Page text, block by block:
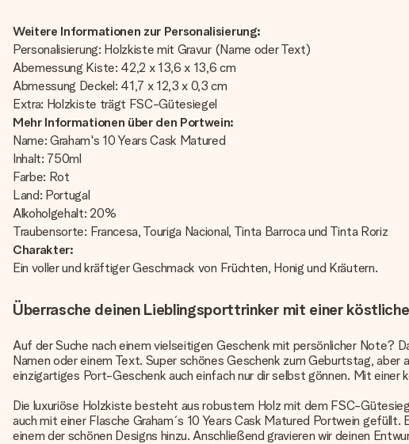
Weitere Informationen zur Personalisierung:
Personalisierung: Holzkiste mit Gravur (Name oder Text)
Abemessung Kiste: 42,2 x 13,6 x 13,6 cm
Abmessung Deckel: 41,7 x 12,3 x 0,3 cm
Extra: Holzkiste trägt FSC-Gütesiegel
Mehr Informationen über den Portwein:
Name: Graham's 10 Years Cask Matured
Inhalt: 750ml
Farbe: Rot
Land: Portugal
Alkoholgehalt: 20%
Traubensorte: Francesa, Touriga Nacional, Tinta Barroca und Tinta Roriz
Charakter:
Ein voller und kräftiger Geschmack von Früchten, Honig und Kräutern.
Überrasche deinen Lieblingsporttrinker mit einer
Auf der Suche nach einem vielseitigen Geschenk mit persönlicher Note?
Namen oder einem Text. Super schönes Geschenk zum Geburtstag,
einzigartiges Port-Geschenk auch einfach nur dir selbst gönnen. Mit
Die luxuriöse Holzkiste besteht aus robustem Holz mit dem FSC-
auch mit einer Flasche Graham´s 10 Years Cask Matured Portwein
einem der schönen Designs hinzu. Anschließend gravieren wir deinen